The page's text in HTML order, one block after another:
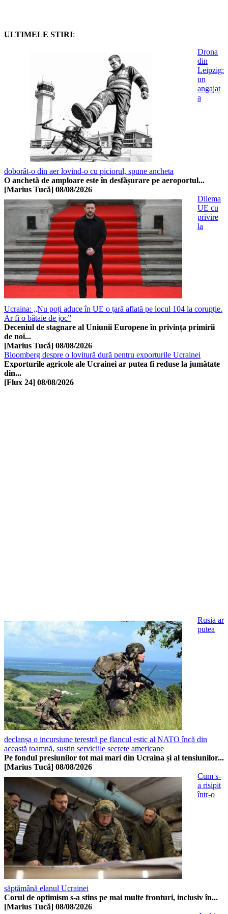
ULTIMELE STIRI:
Drona
din
Leipzig:
un
angajat
a
doborât-o din aer lovind-o cu piciorul, spune ancheta
O anchetă de amploare este în desfășurare pe aeroportul...
[Marius Tucă] 08/08/2026
Dilema
UE cu
privire
la
Ucraina: „Nu poți aduce în UE o țară aflată pe locul 104 la corupție.
Ar fi o bătaie de joc”
Deceniul de stagnare al Uniunii Europene în privința primirii
de noi...
[Marius Tucă] 08/08/2026
Bloomberg despre o lovitură dură pentru exporturile Ucrainei
Exporturile agricole ale Ucrainei ar putea fi reduse la jumătate
din...
[Flux 24] 08/08/2026
Rusia ar
putea
declanșa o incursiune terestră pe flancul estic al NATO încă din
această toamnă, susțin serviciile secrete americane
Pe fondul presiunilor tot mai mari din Ucraina și al tensiunilor...
[Marius Tucă] 08/08/2026
Cum s-
a risipit
într-o
săptămână elanul Ucrainei
Corul de optimism s-a stins pe mai multe fronturi, inclusiv în...
[Marius Tucă] 08/08/2026